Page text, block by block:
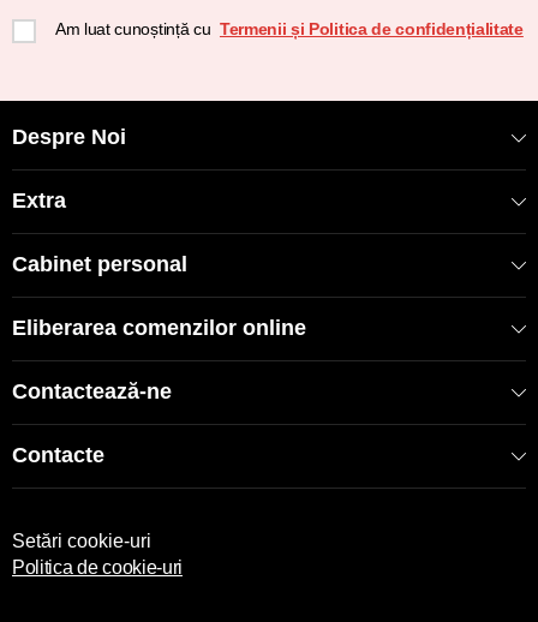
Am luat cunoștință cu Termenii și Politica de confidențialitate
Despre Noi
Extra
Cabinet personal
Eliberarea comenzilor online
Contactează-ne
Contacte
Setări cookie-uri
Politica de cookie-uri